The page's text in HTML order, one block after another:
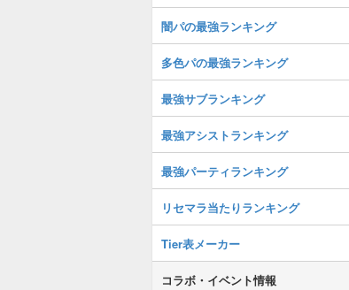
闇パの最強ランキング
多色パの最強ランキング
最強サブランキング
最強アシストランキング
最強パーティランキング
リセマラ当たりランキング
Tier表メーカー
コラボ・イベント情報